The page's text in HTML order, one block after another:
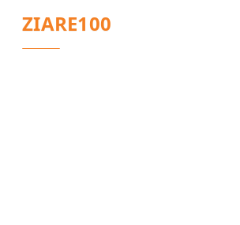
conținut
ZIARE100